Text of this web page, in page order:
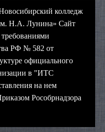
колледж
Н.А. Лунина» Сайт
требованиями
РФ № 582 от
официального
в "ИТС
на нем
Рособрнадзора